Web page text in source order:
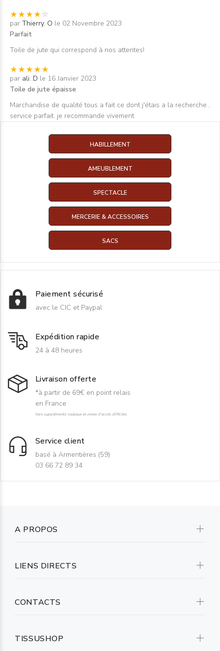
par Thierry. O le 02 Novembre 2023
Parfait
Toile de jute qui correspond à nos attentes!
par ali. D le 16 Janvier 2023
Toile de jute épaisse
Marchandise de qualité tous a fait ce dont j'étais a la recherche ,
service parfait. je recommande vivement
HABILLEMENT
AMEUBLEMENT
SPECTACLE
MERCERIE & ACCESSOIRES
SACS
Paiement sécurisé
avec le CIC et Paypal
Expédition rapide
24 à 48 heures
Livraison offerte
*à partir de 69€ en point relais
en France
hors suppléments rouleaux et zones d'accès difficiles
Service client
basé à Armentières (59)
03 66 72 89 34
A PROPOS
LIENS DIRECTS
CONTACTS
TISSUSHOP